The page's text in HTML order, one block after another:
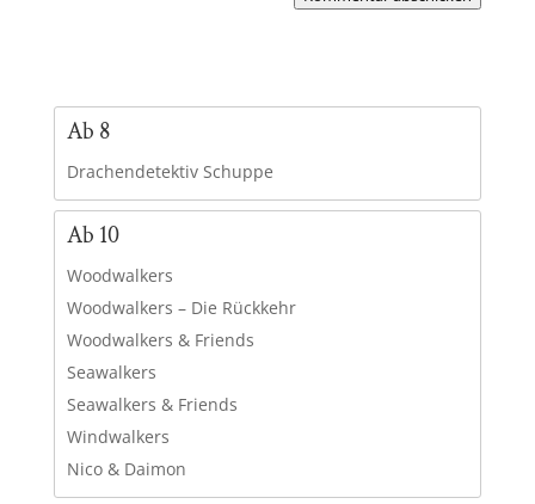
Ab 8
Drachendetektiv Schuppe
Ab 10
Woodwalkers
Woodwalkers – Die Rückkehr
Woodwalkers & Friends
Seawalkers
Seawalkers & Friends
Windwalkers
Nico & Daimon